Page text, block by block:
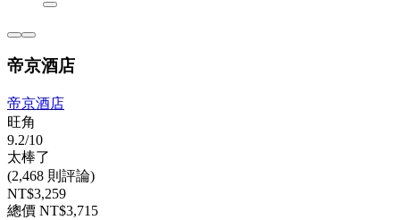
帝京酒店
帝京酒店
旺角
9.2/10
太棒了
(2,468 則評論)
NT$3,259
總價 NT$3,715